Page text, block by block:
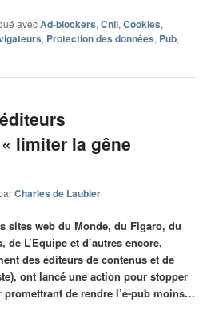
avecAd-blockers,Cnil,Cookies,
, Protection des données, Pub,
limiter la gêne
Charles de Laubier
sites web du Monde, du Figaro, du
de L’Equipe et d’autres encore,
des éditeurs de contenus et de
ont lancé une action pour stopper
de rendre l’e-pub moins…